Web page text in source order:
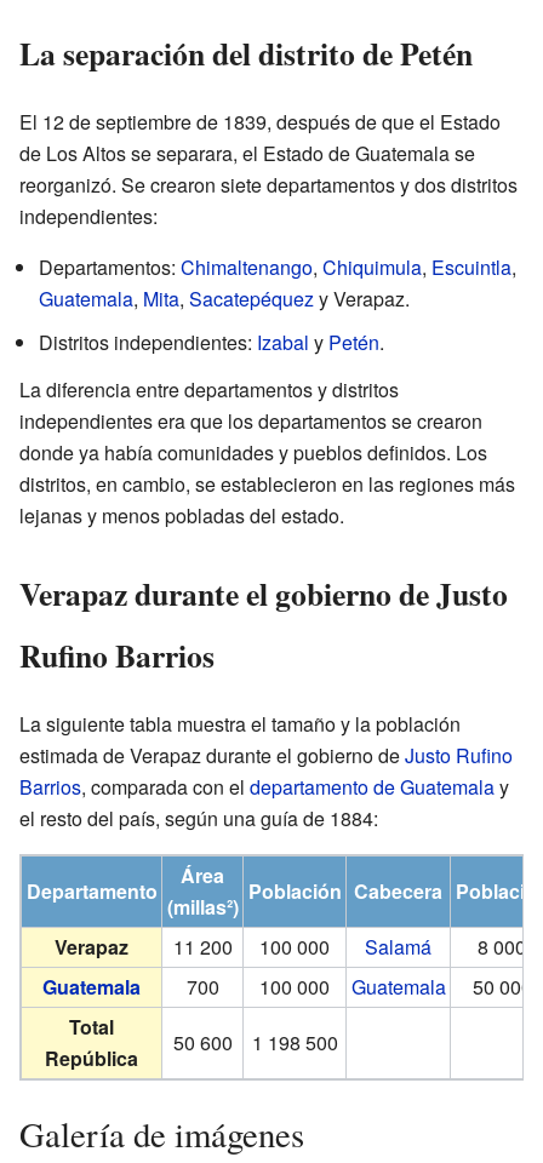
La separación del distrito de Petén
El 12 de septiembre de 1839, después de que el Estado
de Los Altos se separara, el Estado de Guatemala se
reorganizó. Se crearon siete departamentos y dos distritos
independientes:
Departamentos: Chimaltenango, Chiquimula, Escuintla,
Guatemala, Mita, Sacatepéquezy Verapaz.
Distritos independientes: Izabal y Petén.
La diferencia entre departamentos y distritos
independientes era que los departamentos se crearon
donde ya había comunidades y pueblos definidos. Los
distritos, en cambio, se establecieron en las regiones más
lejanas y menos pobladas del estado.
Verapaz durante el gobierno de Justo
Rufino Barrios
La siguiente tabla muestra el tamaño y la población
estimada de Verapaz durante el gobierno deJusto Rufino
Barrios, comparada con el departamento de Guatemalay
el resto del país, según una guía de 1884:
Departamento
Área
(millas²)
Población Cabecera
Verapaz
11 200 100 000 Salamá
8 000
Guatemala
700 100 000 Guatemala
50 000
Total
República
50 600 1 198 500
Galería de imágenes